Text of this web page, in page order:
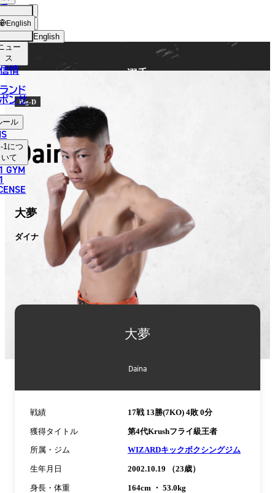
English
中文（简体）
中文（繁體）
ョッ
プ
ュー
ス
情
ンド
ンサ
ール
1につ
いて
GYM
English
選手
Big-D
Daina
大夢
ダイナ
大夢
Daina
戦績 17戦 13勝(7KO) 4敗 0分
獲得タイトル 第4代Krushフライ級王者
所属・ジム WIZARDキックボクシングジム
生年月日 2002.10.19 （23歳）
身長・体重 164cm ・ 53.0kg